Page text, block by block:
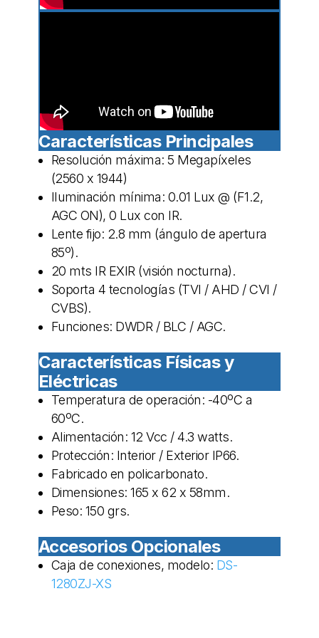
Características Principales
Resolución máxima: 5 Megapíxeles
(2560 x 1944)
Iluminación mínima: 0.01 Lux @ (F1.2,
AGC ON), 0 Lux con IR.
Lente fijo: 2.8 mm (ángulo de apertura
85º).
20 mts IR EXIR (visión nocturna).
Soporta 4 tecnologías (TVI / AHD / CVI /
CVBS).
Funciones: DWDR / BLC / AGC.
Características Físicas y
Eléctricas
Temperatura de operación: -40ºC a
60ºC.
Alimentación: 12 Vcc / 4.3 watts.
Protección: Interior / Exterior IP66.
Fabricado en policarbonato.
Dimensiones: 165 x 62 x 58mm.
Peso: 150 grs.
Accesorios Opcionales
Caja de conexiones, modelo: DS-
1280ZJ-XS